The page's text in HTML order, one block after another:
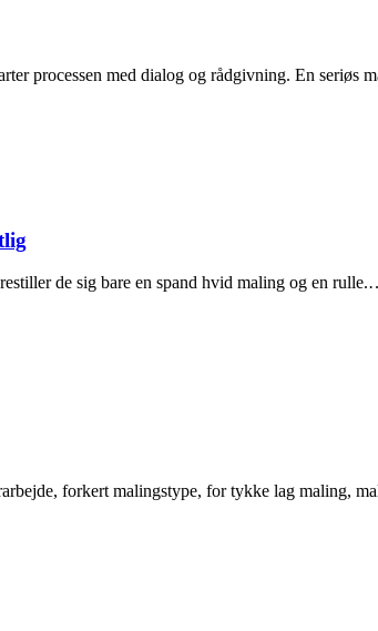
processen med dialog og rådgivning. En seriøs
de sig bare en spand hvid maling og en
forkert malingstype, for tykke lag maling,